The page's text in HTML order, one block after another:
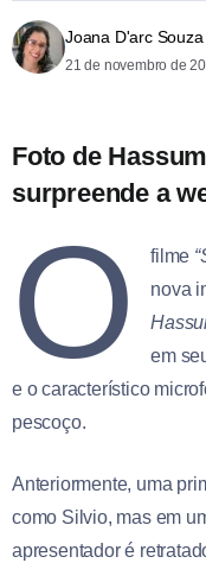
Joana D'arc Souza
21 de novembro de
Foto de
surpreende a
O filme
nova
em
e o característico
pescoço.
Anteriormente, uma
como Silvio, mas em
apresentador é